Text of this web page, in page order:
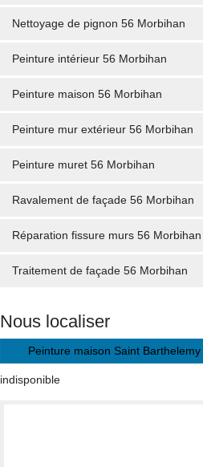
Nettoyage de pignon 56 Morbihan
Peinture intérieur 56 Morbihan
Peinture maison 56 Morbihan
Peinture mur extérieur 56 Morbihan
Peinture muret 56 Morbihan
Ravalement de façade 56 Morbihan
Réparation fissure murs 56 Morbihan
Traitement de façade 56 Morbihan
Nous localiser
Peinture maison Saint Barthelemy
indisponible